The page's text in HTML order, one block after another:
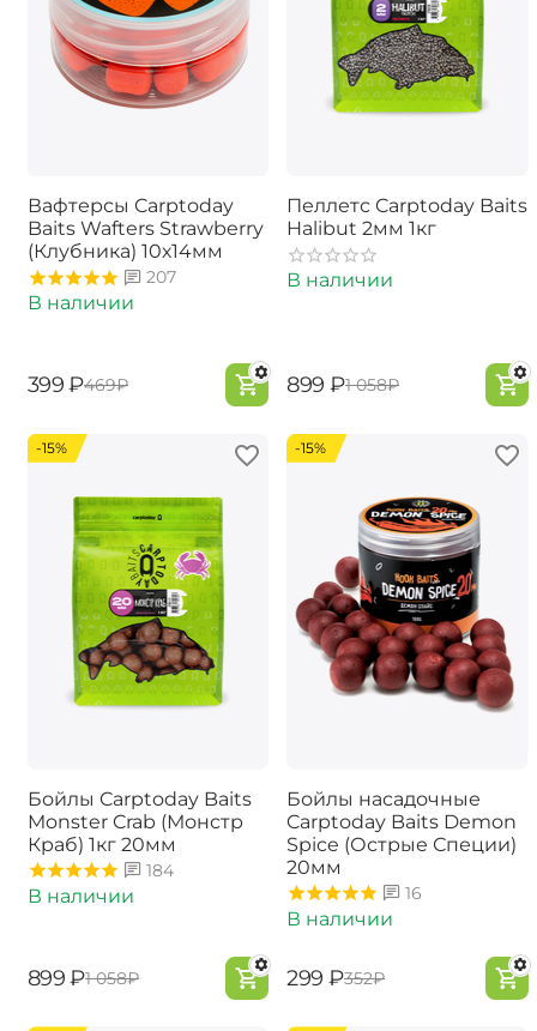
Вафтерсы Carptoday
Baits Wafters Strawberry
(Клубника) 10х14мм
207
В наличии
‍399‍ ₽‍469‍₽
Пеллетс Carptoday Baits
Halibut 2мм 1кг
В наличии
‍899‍ ₽‍1 058‍₽
-15%
Бойлы Carptoday Baits
Monster Crab (Монстр
Краб) 1кг 20мм
184
В наличии
‍899‍ ₽‍1 058‍₽
-15%
Бойлы насадочные
Carptoday Baits Demon
Spice (Острые Специи)
20мм
16
В наличии
‍299‍ ₽‍352‍₽